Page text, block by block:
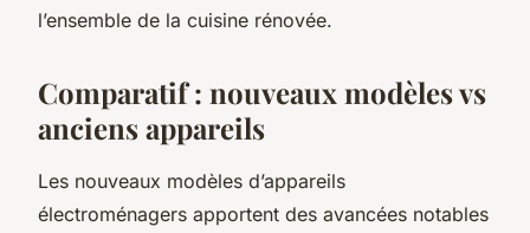
l’ensemble de la cuisine rénovée.
Comparatif : nouveaux modèles vs
anciens appareils
Les nouveaux modèles d’appareils
électroménagers apportent des avancées notables